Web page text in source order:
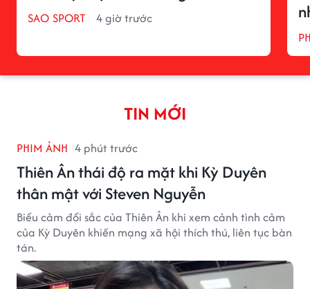
SAO SPORT 4 giờ trước
TIN MỚI
PHIM ẢNH 4 phút trước
Thiên Ân thái độ ra mặt khi Kỳ Duyên
thân mật với Steven Nguyễn
Biểu cảm đổi sắc của Thiên Ân khi xem cảnh tình cảm
của Kỳ Duyên khiến mạng xã hội thích thú, liên tục bàn
tán.